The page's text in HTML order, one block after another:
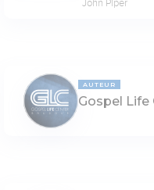
John Piper
AUTEUR
Gospel